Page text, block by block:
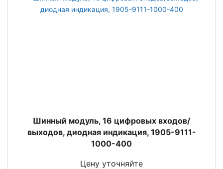
Шинный модуль, 16 цифровых входов/
выходов, диодная индикация, 1905-9111-
1000-400
Цену уточняйте